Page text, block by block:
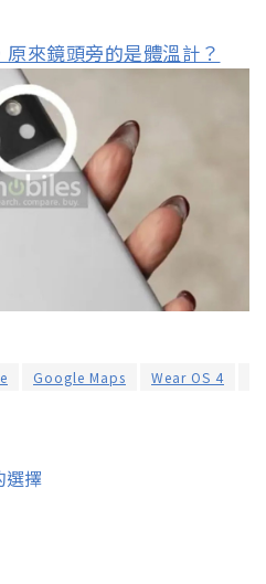
來鏡頭旁的是體溫計？
Google Maps Wear OS 4
選擇